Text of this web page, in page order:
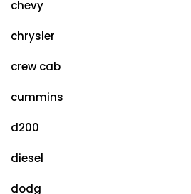
chevy
chrysler
crew cab
cummins
d200
diesel
dodg